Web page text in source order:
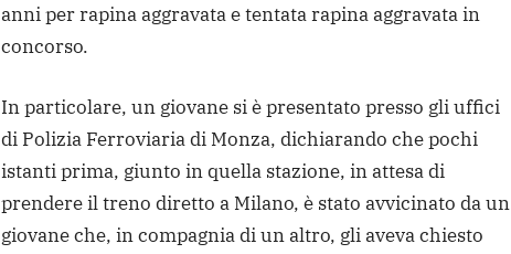
anni per rapina aggravata e tentata rapina aggravata in
concorso.
In particolare, un giovane si è presentato presso gli uffici
di Polizia Ferroviaria di Monza, dichiarando che pochi
istanti prima, giunto in quella stazione, in attesa di
prendere il treno diretto a Milano, è stato avvicinato da un
giovane che, in compagnia di un altro, gli aveva chiesto